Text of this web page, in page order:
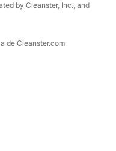
by Cleanster, Inc., and
de Cleanster.com